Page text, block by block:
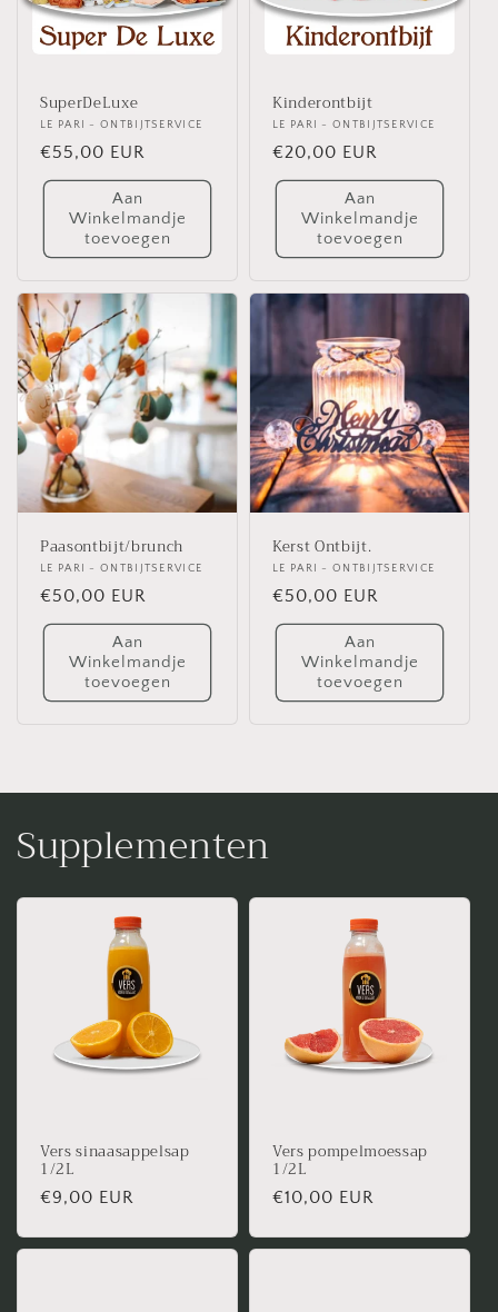
SuperDeLuxe
Verkoper:
LE PARI - ONTBIJTSERVICE
Normale
prijs
€55,00 EUR
Aan
Winkelmandje
toevoegen
Kinderontbijt
Verkoper:
LE PARI - ONTBIJTSERVICE
Normale
prijs
€20,00 EUR
Aan
Winkelmandje
toevoegen
Paasontbijt/brunch
Verkoper:
LE PARI - ONTBIJTSERVICE
Normale
prijs
€50,00 EUR
Aan
Winkelmandje
toevoegen
Kerst Ontbijt.
Verkoper:
LE PARI - ONTBIJTSERVICE
Normale
prijs
€50,00 EUR
Aan
Winkelmandje
toevoegen
Supplementen
Vers sinaasappelsap
1/2L
Normale
€9,00 EUR
Vers pompelmoessap
1/2L
Normale
€10,00 EUR